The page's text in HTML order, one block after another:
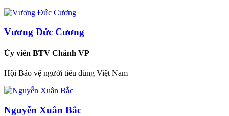
Vương Đức Cương
Ủy viên BTV Chánh VP
Hội Bảo vệ người tiêu dùng Việt Nam
Nguyễn Xuân Bắc